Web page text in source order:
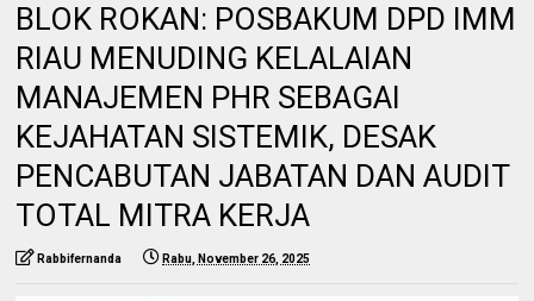
BLOK ROKAN: POSBAKUM DPD IMM
RIAU MENUDING KELALAIAN
MANAJEMEN PHR SEBAGAI
KEJAHATAN SISTEMIK, DESAK
PENCABUTAN JABATAN DAN AUDIT
TOTAL MITRA KERJA
Rabbifernanda Rabu, November 26, 2025